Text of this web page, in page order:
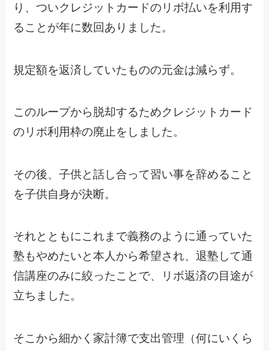
り、ついクレジットカードのリボ払いを利用す
ることが年に数回ありました。
規定額を返済していたものの元金は減らず。
このループから脱却するためクレジットカード
のリボ利用枠の廃止をしました。
その後、子供と話し合って習い事を辞めること
を子供自身が決断。
それとともにこれまで義務のように通っていた
塾もやめたいと本人から希望され、退塾して通
信講座のみに絞ったことで、リボ返済の目途が
立ちました。
そこから細かく家計簿で支出管理（何にいくら